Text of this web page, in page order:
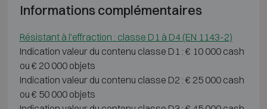
Informations complémentaires
Résistant à l'effraction : classe D1 à D4 (EN 1143-2)
Indication valeur du contenu classe D1 : € 10 000 cash
ou € 20 000 objets
Indication valeur du contenu classe D2 : € 25 000 cash
ou € 50 000 objets